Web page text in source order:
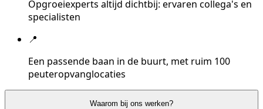
Opgroeiexperts altijd dichtbij: ervaren collega's en
specialisten
📍
Een passende baan in de buurt, met ruim 100
peuteropvanglocaties
Waarom bij ons werken?